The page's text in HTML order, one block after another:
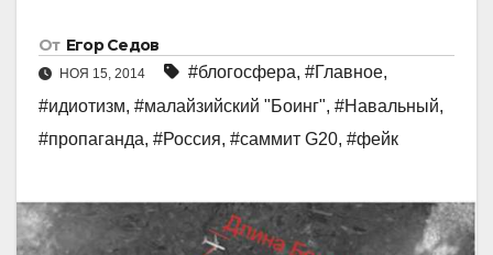
От Егор Седов
НОЯ 15, 2014 #блогосфера, #Главное,
#идиотизм, #малайзийский "Боинг", #Навальный,
#пропаганда, #Россия, #саммит G20, #фейк